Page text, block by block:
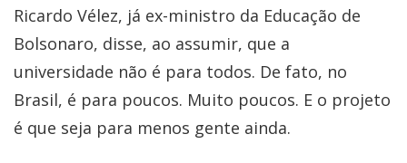
Ricardo Vélez, já ex-ministro da Educação de
Bolsonaro, disse, ao assumir, que a
universidade não é para todos. De fato, no
Brasil, é para poucos. Muito poucos. E o projeto
é que seja para menos gente ainda.